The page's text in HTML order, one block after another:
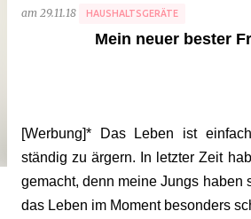
am 29.11.18 HAUSHALTSGERÄTE
Mein neuer bester
[Werbung]* Das Leben ist
ständig zu ärgern. In letzter Zeit
gemacht, denn meine Jungs haben
das Leben im Moment besonders